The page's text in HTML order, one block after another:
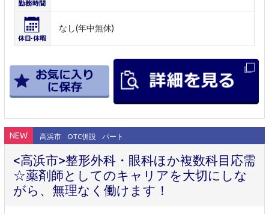
なし(年中無休)
NEW 高浜市 OTC併設 パート
<高浜市>整形外科・眼科ほか複数科目応需
☆薬剤師としてのキャリアを大切にしな
がら、無理なく働けます！